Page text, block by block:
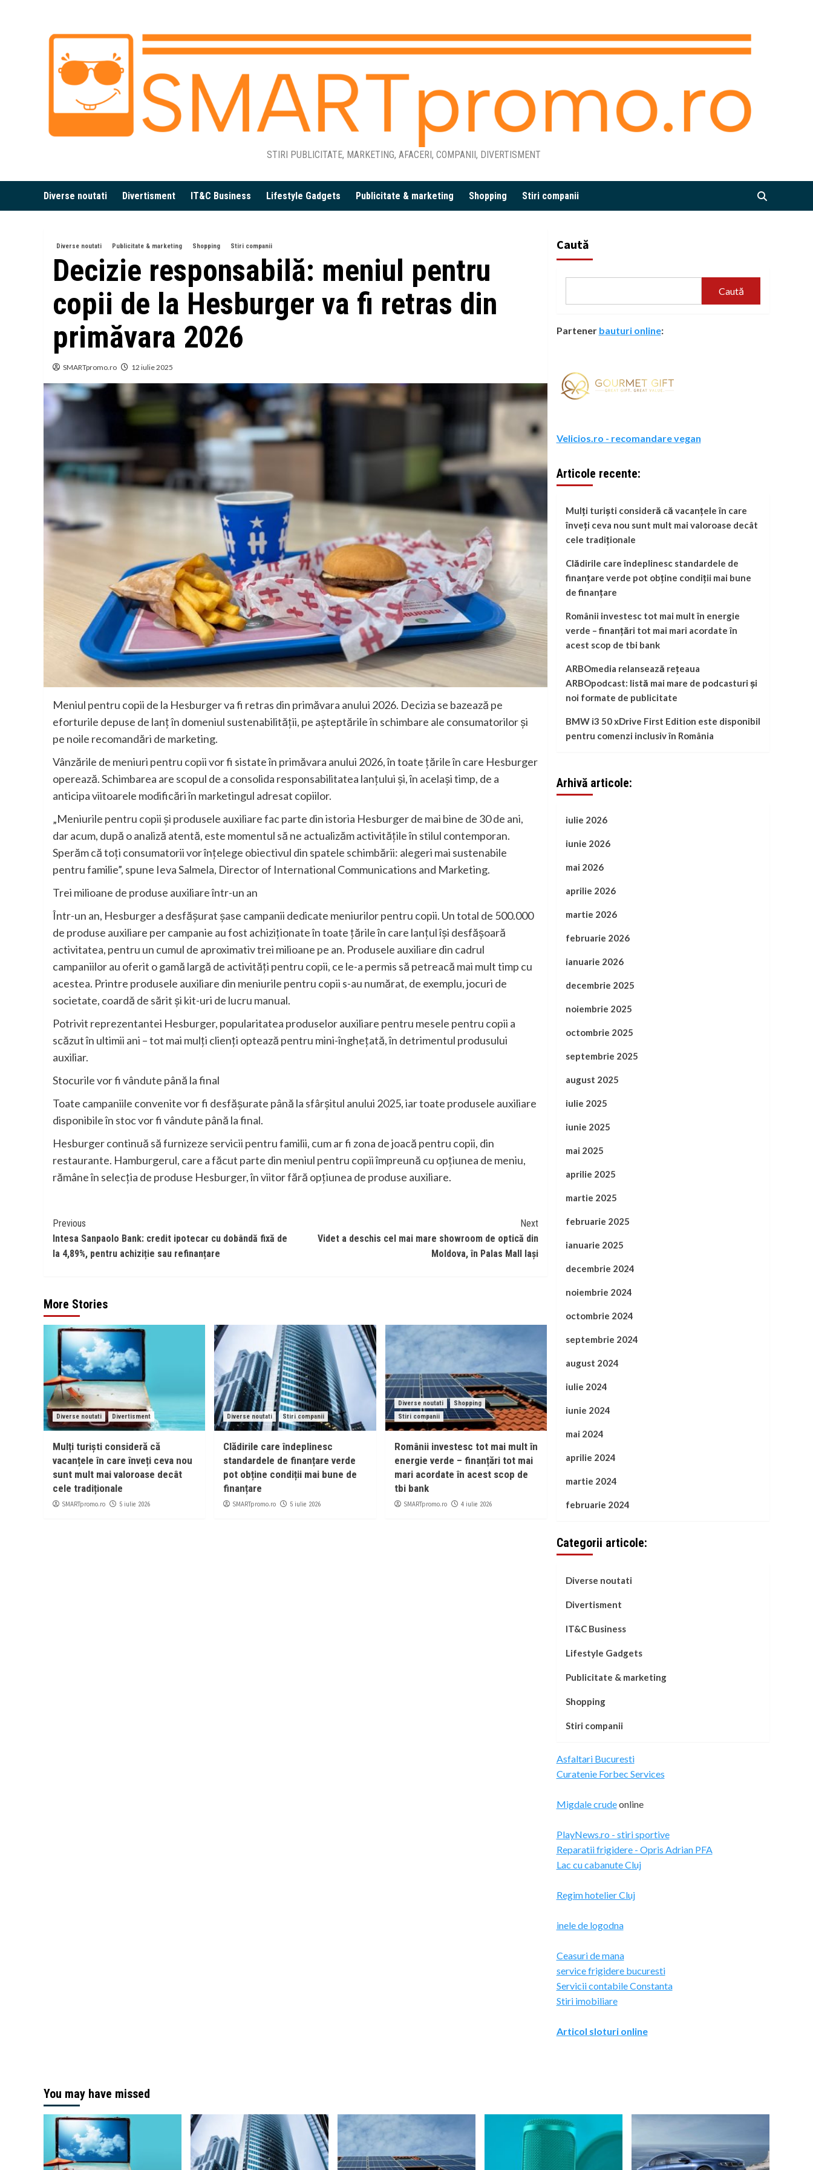
STIRI PUBLICITATE, MARKETING, AFACERI, COMPANII, DIVERTISMENT
Diverse noutati Divertisment IT&C Business Lifestyle Gadgets Publicitate & marketing Shopping Stiri companii
Diverse noutati Publicitate & marketing Shopping Stiri companii
Decizie responsabilă: meniul pentru
copii de la Hesburger va fi retras din
primăvara 2026
SMARTpromo.ro 12 iulie 2025
Meniul pentru copii de la Hesburger va fi retras din primăvara anului 2026. Decizia se bazează pe
eforturile depuse de lanț în domeniul sustenabilității, pe așteptările în schimbare ale consumatorilor și
pe noile recomandări de marketing.
Vânzările de meniuri pentru copii vor fi sistate în primăvara anului 2026, în toate țările în care Hesburger
operează. Schimbarea are scopul de a consolida responsabilitatea lanțului și, în același timp, de a
anticipa viitoarele modificări în marketingul adresat copiilor.
„Meniurile pentru copii și produsele auxiliare fac parte din istoria Hesburger de mai bine de 30 de ani,
dar acum, după o analiză atentă, este momentul să ne actualizăm activitățile în stilul contemporan.
Sperăm că toți consumatorii vor înțelege obiectivul din spatele schimbării: alegeri mai sustenabile
pentru familie”, spune Ieva Salmela, Director of International Communications and Marketing.
Trei milioane de produse auxiliare într-un an
Într-un an, Hesburger a desfășurat șase campanii dedicate meniurilor pentru copii. Un total de 500.000
de produse auxiliare per campanie au fost achiziționate în toate țările în care lanțul își desfășoară
activitatea, pentru un cumul de aproximativ trei milioane pe an. Produsele auxiliare din cadrul
campaniilor au oferit o gamă largă de activități pentru copii, ce le-a permis să petreacă mai mult timp cu
acestea. Printre produsele auxiliare din meniurile pentru copii s-au numărat, de exemplu, jocuri de
societate, coardă de sărit și kit-uri de lucru manual.
Potrivit reprezentantei Hesburger, popularitatea produselor auxiliare pentru mesele pentru copii a
scăzut în ultimii ani – tot mai mulți clienți optează pentru mini-înghețată, în detrimentul produsului
auxiliar.
Stocurile vor fi vândute până la final
Toate campaniile convenite vor fi desfășurate până la sfârșitul anului 2025, iar toate produsele auxiliare
disponibile în stoc vor fi vândute până la final.
Hesburger continuă să furnizeze servicii pentru familii, cum ar fi zona de joacă pentru copii, din
restaurante. Hamburgerul, care a făcut parte din meniul pentru copii împreună cu opțiunea de meniu,
rămâne în selecția de produse Hesburger, în viitor fără opțiunea de produse auxiliare.
Continue
Reading
Previous
Intesa Sanpaolo Bank: credit ipotecar cu dobândă fixă de
la 4,89%, pentru achiziție sau refinanțare
Next
Videt a deschis cel mai mare showroom de optică din
Moldova, în Palas Mall Iași
More Stories
Diverse noutati Divertisment
Mulți turiști consideră că
vacanțele în care înveți ceva nou
sunt mult mai valoroase decât
cele tradiționale
SMARTpromo.ro 5 iulie 2026
Diverse noutati Stiri companii
Clădirile care îndeplinesc
standardele de finanțare verde
pot obține condiții mai bune de
finanțare
SMARTpromo.ro 5 iulie 2026
Diverse noutati
Shopping
Stiri companii
Românii investesc tot mai mult în
energie verde – finanțări tot mai
mari acordate în acest scop de
tbi bank
SMARTpromo.ro 4 iulie 2026
Caută
Caută
Partener bauturi online:
Velicios.ro - recomandare vegan
Articole recente:
Mulți turiști consideră că vacanțele în care
înveți ceva nou sunt mult mai valoroase decât
cele tradiționale
Clădirile care îndeplinesc standardele de
finanțare verde pot obține condiții mai bune
de finanțare
Românii investesc tot mai mult în energie
verde – finanțări tot mai mari acordate în
acest scop de tbi bank
ARBOmedia relansează rețeaua
ARBOpodcast: listă mai mare de podcasturi și
noi formate de publicitate
BMW i3 50 xDrive First Edition este disponibil
pentru comenzi inclusiv în România
Arhivă articole:
iulie 2026
iunie 2026
mai 2026
aprilie 2026
martie 2026
februarie 2026
ianuarie 2026
decembrie 2025
noiembrie 2025
octombrie 2025
septembrie 2025
august 2025
iulie 2025
iunie 2025
mai 2025
aprilie 2025
martie 2025
februarie 2025
ianuarie 2025
decembrie 2024
noiembrie 2024
octombrie 2024
septembrie 2024
august 2024
iulie 2024
iunie 2024
mai 2024
aprilie 2024
martie 2024
februarie 2024
Categorii articole:
Diverse noutati
Divertisment
IT&C Business
Lifestyle Gadgets
Publicitate & marketing
Shopping
Stiri companii
Asfaltari Bucuresti
Curatenie Forbec Services
Migdale crudeonline
PlayNews.ro - stiri sportive
Reparatii frigidere - Opris Adrian PFA
Lac cu cabanute Cluj
Regim hotelier Cluj
inele de logodna
Ceasuri de mana
service frigidere bucuresti
Servicii contabile Constanta
Stiri imobiliare
Articol sloturi online
You may have missed